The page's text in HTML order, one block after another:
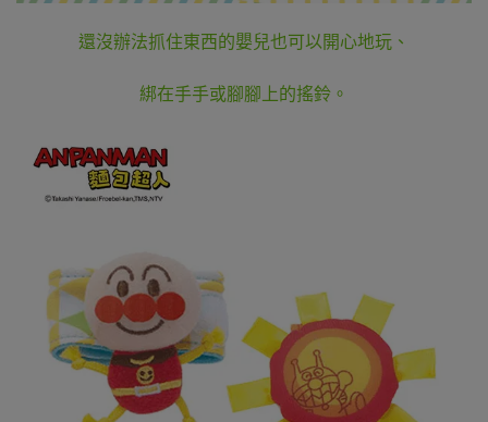
還沒辦法抓住東西的嬰兒也可以開心地玩、
綁在手手或腳腳上的搖鈴。